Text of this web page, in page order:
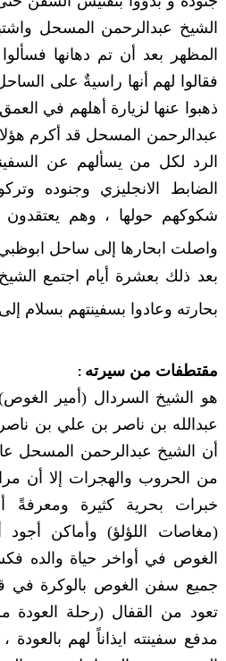
الشيخ عبدالرحمن المسحل
المظهر بعد أن تم دهانها
فقالوا لهم أنها راسيةٌ على
ذهبوا عنها لزيارة أهلهم في
عبدالرحمن المسحل قد أكرم
الرد لكل من يسألهم عن
الضابط الانجليزي وجنوده
شكوكهم حولها ، وهم يعتقدون
واصلت ابحارها إلى ساحل
بعد ذلك بعشرة أيام اجتمع
بحارته وعادوا بسفينتهم بسلام
مقتطفات من سيرته :
هو الشيخ السردال (أمير
عبدالله بن ناصر بن علي بن
أن الشيخ عبدالرحمن المسحل
من الحروب والهجرات إلا أن
خبرات بحرية كثيرة
(مغاصات اللؤلؤ) وأماكن أجود
الغوص في أواخر حياة والده
جميع سفن الغوص بالوكرة في
تعود من القفال (رحلة العودة
مدفع سفينته ايذاناً لهم